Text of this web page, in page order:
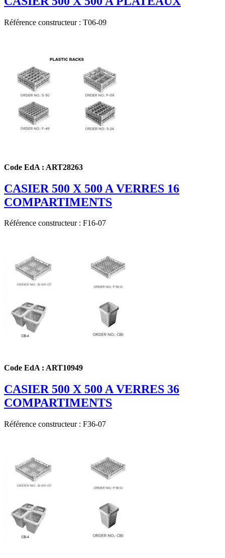
Référence constructeur : T06-09
Code EdA : ART28263
CASIER 500 X 500 A VERRES 16
COMPARTIMENTS
Référence constructeur : F16-07
Code EdA : ART10949
CASIER 500 X 500 A VERRES 36
COMPARTIMENTS
Référence constructeur : F36-07